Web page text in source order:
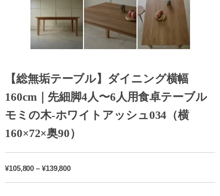
【総無垢テーブル】ダイニング横幅
160cm｜先細脚4人〜6人用食卓テーブル
モミの木-ホワイトアッシュ034（横
160×72×奥90）
¥105,800 – ¥139,800